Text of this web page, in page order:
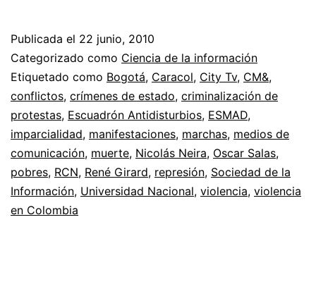
Anti
Disturbios
(ESMAD)
como
ente
controlador
violento
Publicada el 22 junio, 2010
Categorizado como Ciencia de la información
Etiquetado como Bogotá, Caracol, City Tv, CM&,
conflictos, crímenes de estado, criminalización de
protestas, Escuadrón Antidisturbios, ESMAD,
imparcialidad, manifestaciones, marchas, medios de
comunicación, muerte, Nicolás Neira, Oscar Salas,
pobres, RCN, René Girard, represión, Sociedad de la
Información, Universidad Nacional, violencia, violencia
en Colombia